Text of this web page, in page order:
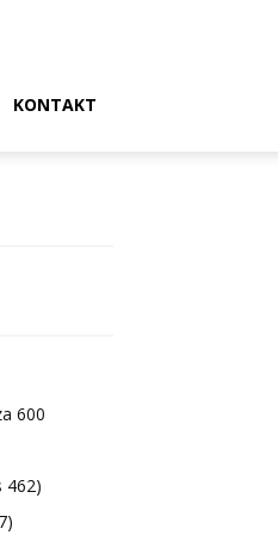
KONTAKT
600
462)